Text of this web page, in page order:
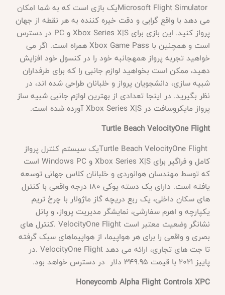
Microsoft Flight Simulatorیک بازی است که به شما امکان
می دهد با واقع گرایی و دقت خیره کننده به هر نقطه از جهان
پرواز کنید. این بازی برای Xbox Series X|Sو PC در دسترس
است و همچنین با Xbox Game Passهمراه است. اگر می
خواهید تجربه پرواز همهجانبه خود را در کنسول خود افزایش
دهید، ممکن است بخواهید لوازم جانبی را که برای طرفداران
شبیه سازی، دانشجویان پرواز و خلبانان طراحی شده اند، در
نظر بگیرید. در اینجا تعدادی از بهترین لوازم جانبی شبیه ساز
پرواز مایکروسافت درXbox Series X|Sآورده شده است.
Turtle Beach VelocityOne Flight
Turtle Beach VelocityOne Flightیک سیستم کنترل پرواز
کامل و فراگیر برای Xbox Series X|Sو Windows PC است
که توسط مهندسان هوانوردی و خلبانان کلاس جهانی توسعه
یافته است. دارای یک دسته یوکی 180 درجه واقعی با کنترل
های سکان داخلی، یک ربع دریچه گاز ماژولار با چرخ تریم
یکپارچه و اهرم سفارشی، نمایشگر مدیریت پرواز، و پانل
نشانگر وضعیت معتبر است . VelocityOne Flightکنترل های
بصری و واقعی را برای هر هواپیما، از هواپیماهای سبک گرفته
تا جت های تجاری، ارائه می دهد. VelocityOne Flightدر
پاییز 2021 با قیمت 349.95 دلار در دسترس خواهد بود
.
Honeycomb Alpha Flight Controls XPC